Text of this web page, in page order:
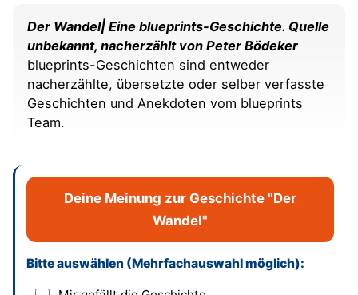
Der Wandel| Eine blueprints-Geschichte. Quelle
unbekannt, nacherzählt von Peter Bödeker
blueprints-Geschichten sind entweder
nacherzählte, übersetzte oder selber verfasste
Geschichten und Anekdoten vom blueprints
Team.
Deine Meinung zur Geschichte "Der
Wandel"
Dieses Feld bitte leer lassen
Bitte auswählen (Mehrfachauswahl möglich):